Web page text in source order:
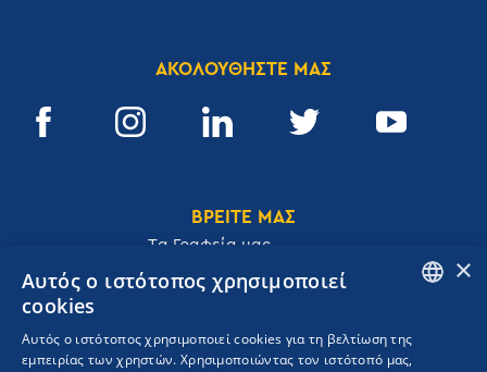
ΑΚΟΛΟΥΘΗΣΤΕ ΜΑΣ
ΒΡΕΙΤΕ ΜΑΣ
Tα Γραφεία μας
Ακαδημίας 32, 106 72, Αθήνα, Ελλάδα
GREEK
×
Αυτός ο ιστότοπος χρησιμοποιεί
cookies
Αυτός ο ιστότοπος χρησιμοποιεί cookies για τη βελτίωση της
εμπειρίας των χρηστών. Χρησιμοποιώντας τον ιστότοπό μας,